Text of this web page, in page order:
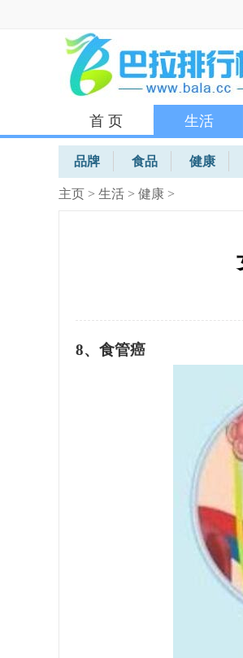
首 页 生活
体育
品牌 食品 健康
主页 > 生活 > 健康 >
8、食管癌